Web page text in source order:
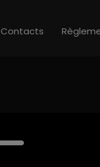
Contacts